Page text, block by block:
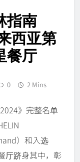
指南
西亚第
餐厅
0 2 Mins
》完整名单
）和入选
厅跻身其中，彰